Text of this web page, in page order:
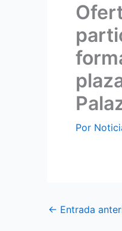
Por
← Entrada